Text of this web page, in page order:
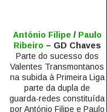
António Filipe / Paulo
Ribeiro – GD Chaves
Parte do sucesso dos
Valentes Transmontanos
na subida à Primeira Liga
parte da dupla de
guarda-redes constituída
por António Filipe e Paulo